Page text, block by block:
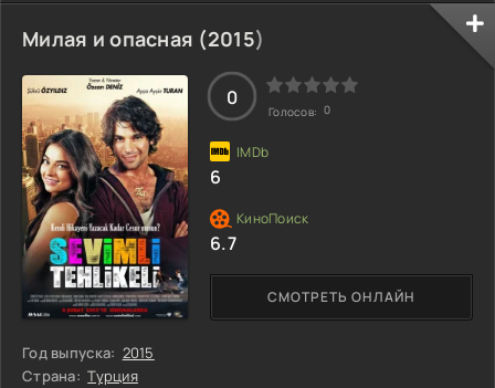
доме, где они планировали жить. Горечь предательства не
дает ей простить его, несмотря на его искренние
извинения. В поисках утешения с подругами она
придумывает множество способов справиться с
разочарованием. И в этот трудный период ей
Милая и опасная (2015)
Год выпуска: 2015
Страна: Турция
СМОТРЕТЬ ОНЛАЙН
0
Голосов: 0
6
6.7